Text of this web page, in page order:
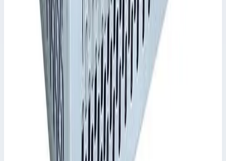
Алюминиевый кейс Zarges 40766
40766
Производитель: Zarges; Артикул: 40766; Внутренние размеры:
470 × 350 × 170 мм; Внешние размеры: 480 × 380 × 175 мм;
Объем: 28 л; Вес: 2,7 кг; Материал: Алюминий
Цена по запросу
Кейс K 411 ZARGES 650 x 455 x 190 без